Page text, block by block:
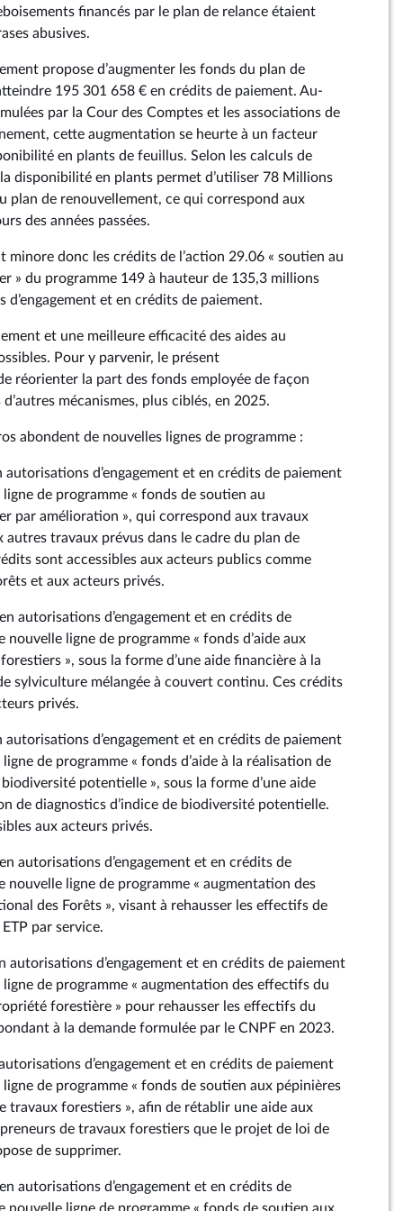
financés par le plan de relance étaient
abusives.
propose d’augmenter les fonds du plan de
195 301 658 € en crédits de paiement. Au-
par la Cour des Comptes et les associations de
cette augmentation se heurte à un facteur
en plants de feuillus. Selon les calculs de
la disponibilité en plants permet d’utiliser 78 Millions
plan de renouvellement, ce qui correspond aux
des années passées.
minore donc les crédits de l’action 29.06 « soutien au
» du programme 149 à hauteur de 135,3 millions
d’engagement et en crédits de paiement.
et une meilleure efficacité des aides au
Pour y parvenir, le présent
réorienter la part des fonds employée de façon
mécanismes, plus ciblés, en 2025.
abondent de nouvelles lignes de programme :
autorisations d’engagement et en crédits de paiement
de programme « fonds de soutien au
par amélioration », qui correspond aux travaux
autres travaux prévus dans le cadre du plan de
sont accessibles aux acteurs publics comme
et aux acteurs privés.
autorisations d’engagement et en crédits de
nouvelle ligne de programme « fonds d’aide aux
», sous la forme d’une aide financière à la
sylviculture mélangée à couvert continu. Ces crédits
privés.
autorisations d’engagement et en crédits de paiement
de programme « fonds d’aide à la réalisation de
potentielle », sous la forme d’une aide
de diagnostics d’indice de biodiversité potentielle.
aux acteurs privés.
autorisations d’engagement et en crédits de
nouvelle ligne de programme « augmentation des
des Forêts », visant à rehausser les effectifs de
par service.
autorisations d’engagement et en crédits de paiement
de programme « augmentation des effectifs du
forestière » pour rehausser les effectifs du
à la demande formulée par le CNPF en 2023.
d’engagement et en crédits de paiement
de programme « fonds de soutien aux pépinières
travaux forestiers », afin de rétablir une aide aux
de travaux forestiers que le projet de loi de
de supprimer.
autorisations d’engagement et en crédits de